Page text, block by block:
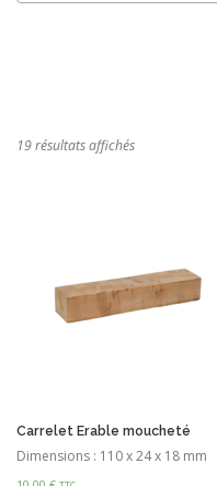
19 résultats affichés
Carrelet Erable moucheté
Dimensions : 110 x 24 x 18 mm